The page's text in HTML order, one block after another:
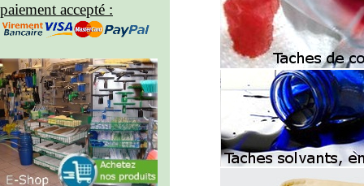
paiement accepté :